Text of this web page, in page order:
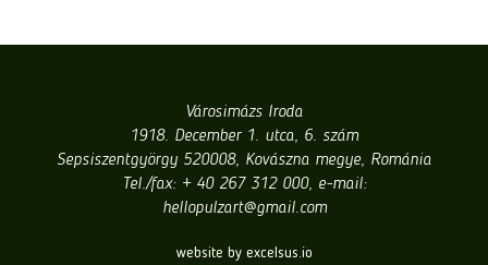
Városimázs Iroda
1918. December 1. utca, 6. szám
Sepsiszentgyörgy 520008, Kovászna megye, Románia
Tel./fax: + 40 267 312 000, e-mail:
hellopulzart@gmail.com
website by excelsus.io